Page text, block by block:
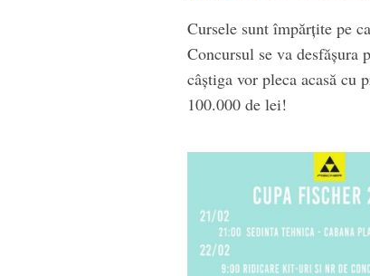
Cursele sunt împărțite pe
Concursul se va desfășura
câștiga vor pleca acasă cu
100.000 de lei!